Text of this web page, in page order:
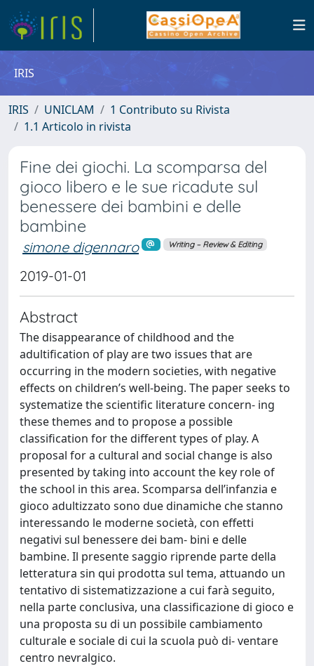
IRIS
IRIS UNICLAM
1 Contributo su Rivista
1.1 Articolo in rivista
Fine dei giochi. La scomparsa del
gioco libero e le sue ricadute sul
benessere dei bambini e delle
bambine
simone digennaro Writing – Review & Editing
2019-01-01
Abstract
The disappearance of childhood and the
adultification of play are two issues that are
occurring in the modern societies, with negative
effects on children’s well-being. The paper seeks to
systematize the scientific literature concern- ing
these themes and to propose a possible
classification for the different types of play. A
proposal for a cultural and social change is also
presented by taking into account the key role of
the school in this area. Scomparsa dell’infanzia e
gioco adultizzato sono due dinamiche che stanno
interessando le moderne società, con effetti
negativi sul benessere dei bam- bini e delle
bambine. Il presente saggio riprende parte della
letteratura sin qui prodotta sul tema, attuando un
tentativo di sistematizzazione a cui farà seguito,
nella parte conclusiva, una classificazione di gioco e
una proposta su di un possibile cambiamento
culturale e sociale di cui la scuola può di- ventare
centro nevralgico.